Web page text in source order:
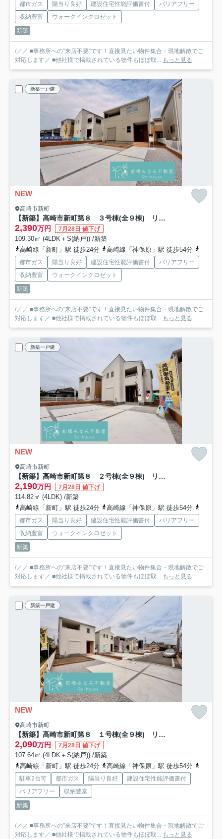
都市ガス 陽当り良好 建設住宅性能評価書付
バリアフリー
収納豊富
ウォークインクロゼット
新築
/／／ ■事務所への”来店不要”です！直接見たい物件集合・現地解散でご
対応します／ ■他社様で掲載されている物件もほぼ取... もっと見る
新築一戸建
NEW
高崎市新町
【新築】高崎市新町第８ ３号棟(全９棟) リーブルガーデン 新築建売分譲
2,390万円 7月28日 値下げ
109.30㎡ (4LDK＋S(納戸)) /新築
高崎線「新町」駅 徒歩24分
高崎線「神保原」駅 徒歩54分
都市ガス 陽当り良好 建設住宅性能評価書付
バリアフリー
収納豊富
ウォークインクロゼット
新築
/／／ ■事務所への”来店不要”です！直接見たい物件集合・現地解散でご
対応します／ ■他社様で掲載されている物件もほぼ取... もっと見る
新築一戸建
NEW
高崎市新町
【新築】高崎市新町第８ ２号棟(全９棟) リーブルガーデン 新築建売分譲
2,190万円 7月28日 値下げ
114.82㎡ (4LDK) /新築
高崎線「新町」駅 徒歩24分
高崎線「神保原」駅 徒歩54分
都市ガス 陽当り良好 建設住宅性能評価書付
バリアフリー
収納豊富
ウォークインクロゼット
新築
/／／ ■事務所への”来店不要”です！直接見たい物件集合・現地解散でご
対応します／ ■他社様で掲載されている物件もほぼ取... もっと見る
新築一戸建
NEW
高崎市新町
【新築】高崎市新町第８ １号棟(全９棟) リーブルガーデン 新築建売分譲
2,090万円 7月28日 値下げ
107.64㎡ (4LDK＋S(納戸)) /新築
高崎線「新町」駅 徒歩24分
高崎線「神保原」駅 徒歩54分
駐車2台可 都市ガス 陽当り良好
建設住宅性能評価書付
バリアフリー
収納豊富
新築
/／／ ■事務所への”来店不要”です！直接見たい物件集合・現地解散でご
対応します／ ■他社様で掲載されている物件もほぼ取... もっと見る